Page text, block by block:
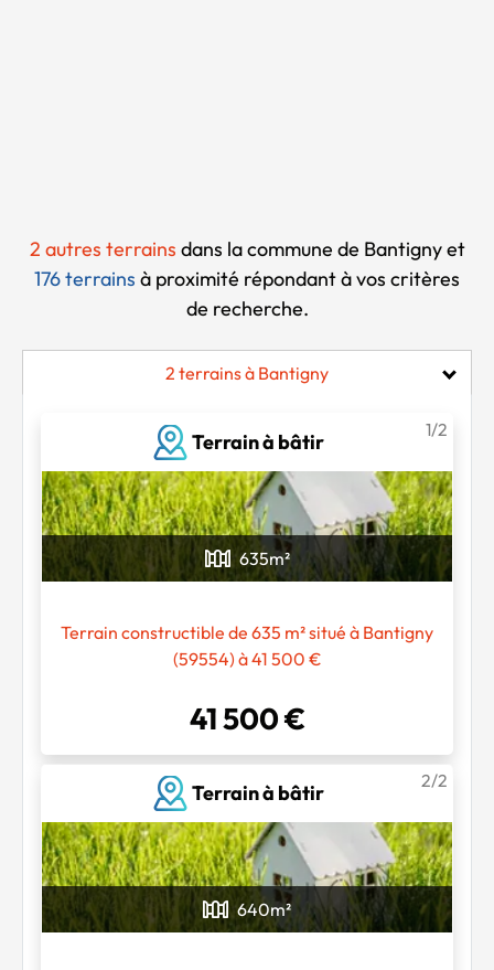
2 autres terrains dans la commune de Bantigny et
176 terrains à proximité répondant à vos critères
de recherche.
Chargement...
2 terrains à Bantigny
Terrain à bâtir
1/2
635m²
Terrain constructible de 635 m² situé à Bantigny
(59554) à 41 500 €
41 500 €
Terrain à bâtir
2/2
640m²